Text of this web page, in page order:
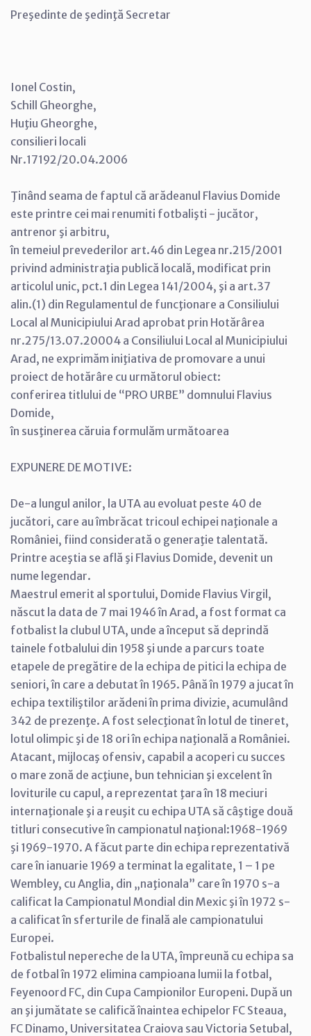
Preşedinte de şedinţă Secretar
Ionel Costin,
Schill Gheorghe,
Huţiu Gheorghe,
consilieri locali
Nr.17192/20.04.2006
Ţinând seama de faptul că arădeanul Flavius Domide
este printre cei mai renumiti fotbalişti - jucător,
antrenor şi arbitru,
în temeiul prevederilor art.46 din Legea nr.215/2001
privind administraţia publică locală, modificat prin
articolul unic, pct.1 din Legea 141/2004, şi a art.37
alin.(1) din Regulamentul de funcţionare a Consiliului
Local al Municipiului Arad aprobat prin Hotărârea
nr.275/13.07.20004 a Consiliului Local al Municipiului
Arad, ne exprimăm iniţiativa de promovare a unui
proiect de hotărâre cu următorul obiect:
conferirea titlului de “PRO URBE” domnului Flavius
Domide,
în susţinerea căruia formulăm următoarea
EXPUNERE DE MOTIVE:
De-a lungul anilor, la UTA au evoluat peste 40 de
jucători, care au îmbrăcat tricoul echipei naţionale a
României, fiind considerată o generaţie talentată.
Printre aceştia se află şi Flavius Domide, devenit un
nume legendar.
Maestrul emerit al sportului, Domide Flavius Virgil,
născut la data de 7 mai 1946 în Arad, a fost format ca
fotbalist la clubul UTA, unde a început să deprindă
tainele fotbalului din 1958 şi unde a parcurs toate
etapele de pregătire de la echipa de pitici la echipa de
seniori, în care a debutat în 1965. Până în 1979 a jucat în
echipa textiliştilor arădeni în prima divizie, acumulând
342 de prezenţe. A fost selecţionat în lotul de tineret,
lotul olimpic şi de 18 ori în echipa naţională a României.
Atacant, mijlocaş ofensiv, capabil a acoperi cu succes
o mare zonă de acţiune, bun tehnician şi excelent în
loviturile cu capul, a reprezentat ţara în 18 meciuri
internaţionale şi a reuşit cu echipa UTA să câştige două
titluri consecutive în campionatul naţional:1968-1969
şi 1969-1970. A făcut parte din echipa reprezentativă
care în ianuarie 1969 a terminat la egalitate, 1 – 1 pe
Wembley, cu Anglia, din „naţionala” care în 1970 s-a
calificat la Campionatul Mondial din Mexic şi în 1972 s-
a calificat în sferturile de finală ale campionatului
Europei.
Fotbalistul nepereche de la UTA, împreună cu echipa sa
de fotbal în 1972 elimina campioana lumii la fotbal,
Feyenoord FC, din Cupa Campionilor Europeni. După un
an şi jumătate se califică înaintea echipelor FC Steaua,
FC Dinamo, Universitatea Craiova sau Victoria Setubal,